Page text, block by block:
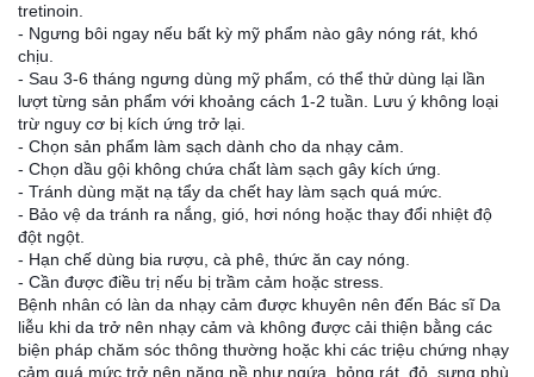
tretinoin.
- Ngưng bôi ngay nếu bất kỳ mỹ phẩm nào gây nóng rát, khó
chịu.
- Sau 3-6 tháng ngưng dùng mỹ phẩm, có thể thử dùng lại lần
lượt từng sản phẩm với khoảng cách 1-2 tuần. Lưu ý không loại
trừ nguy cơ bị kích ứng trở lại.
- Chọn sản phẩm làm sạch dành cho da nhạy cảm.
- Chọn dầu gội không chứa chất làm sạch gây kích ứng.
- Tránh dùng mặt nạ tẩy da chết hay làm sạch quá mức.
- Bảo vệ da tránh ra nắng, gió, hơi nóng hoặc thay đổi nhiệt độ
đột ngột.
- Hạn chế dùng bia rượu, cà phê, thức ăn cay nóng.
- Cần được điều trị nếu bị trầm cảm hoặc stress.
Bệnh nhân có làn da nhạy cảm được khuyên nên đến Bác sĩ Da
liễu khi da trở nên nhạy cảm và không được cải thiện bằng các
biện pháp chăm sóc thông thường hoặc khi các triệu chứng nhạy
cảm quá mức trở nên nặng nề như ngứa, bỏng rát, đỏ, sưng phù,